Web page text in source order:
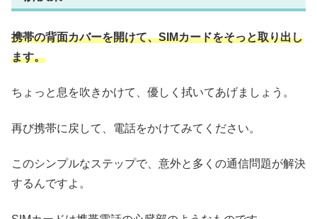
携帯の背面カバーを開けて、SIMカードをそっと取り出し
ます。
ちょっと息を吹きかけて、優しく拭いてあげましょう。
再び携帯に戻して、電話をかけてみてください。
このシンプルなステップで、意外と多くの通信問題が解決
するんですよ。